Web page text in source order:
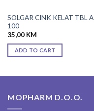
SOLGAR CINK KELAT TBL A
100
35,00 KM
ADD TO CART
MOPHARM D.O.O.